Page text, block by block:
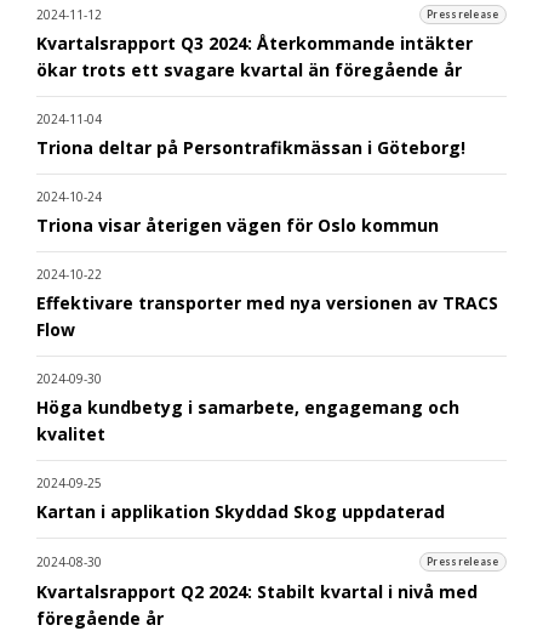
2024-11-12 Pressrelease
Kvartalsrapport Q3 2024: Återkommande intäkter
ökar trots ett svagare kvartal än föregående år
2024-11-04
Triona deltar på Persontrafikmässan i Göteborg!
2024-10-24
Triona visar återigen vägen för Oslo kommun
2024-10-22
Effektivare transporter med nya versionen av TRACS
Flow
2024-09-30
Höga kundbetyg i samarbete, engagemang och
kvalitet
2024-09-25
Kartan i applikation Skyddad Skog uppdaterad
2024-08-30 Pressrelease
Kvartalsrapport Q2 2024: Stabilt kvartal i nivå med
föregående år